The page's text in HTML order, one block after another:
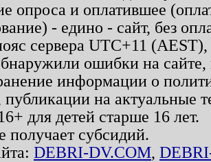
опроса и оплатившее
- едино - сайт, без
сервера UTC+11
ошибки на
информации о
публикации на актуальные
для детей старше 16 лет.
субсидий.
DEBRI-DV.COM,